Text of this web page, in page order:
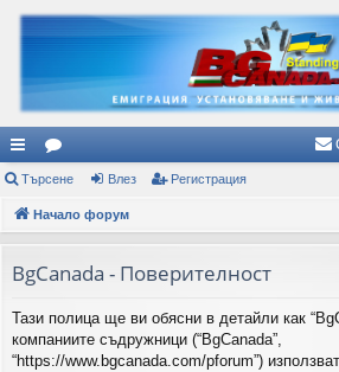
ъ
рз
вр
ъз
ки
ор
ум
Търсене Влез Регистрация
Начало форум
BgCanada - Поверителност
Тази полица ще ви обясни в детайли как
компаниите съдружници (“BgCanada”,
“https://www.bgcanada.com/pforum”)